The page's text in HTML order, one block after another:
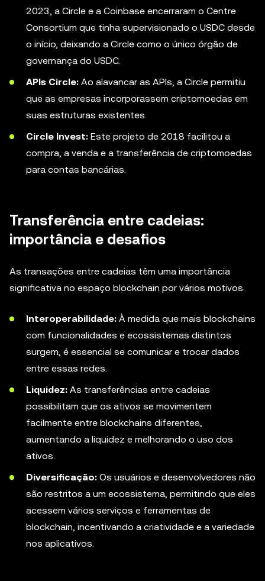
2023, a Circle e a Coinbase encerraram o Centre
Consortium que tinha supervisionado o USDC desde
o início, deixando a Circle como o único órgão de
governança do USDC.
APIs Circle: Ao alavancar as APIs, a Circle permitiu
que as empresas incorporassem criptomoedas em
suas estruturas existentes.
Circle Invest: Este projeto de 2018 facilitou a
compra, a venda e a transferência de criptomoedas
para contas bancárias.
Transferência entre cadeias:
importância e desafios
As transações entre cadeias têm uma importância
significativa no espaço blockchain por vários motivos.
Interoperabilidade: À medida que mais blockchains
com funcionalidades e ecossistemas distintos
surgem, é essencial se comunicar e trocar dados
entre essas redes.
Liquidez: As transferências entre cadeias
possibilitam que os ativos se movimentem
facilmente entre blockchains diferentes,
aumentando a liquidez e melhorando o uso dos
ativos.
Diversificação: Os usuários e desenvolvedores não
são restritos a um ecossistema, permitindo que eles
acessem vários serviços e ferramentas de
blockchain, incentivando a criatividade e a variedade
nos aplicativos.